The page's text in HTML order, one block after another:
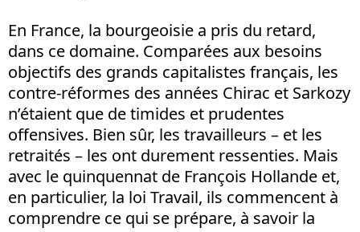
En France, la bourgeoisie a pris du retard,
dans ce domaine. Comparées aux besoins
objectifs des grands capitalistes français, les
contre-réformes des années Chirac et Sarkozy
n’étaient que de timides et prudentes
offensives. Bien sûr, les travailleurs – et les
retraités – les ont durement ressenties. Mais
avec le quinquennat de François Hollande et,
en particulier, la loi Travail, ils commencent à
comprendre ce qui se prépare, à savoir la